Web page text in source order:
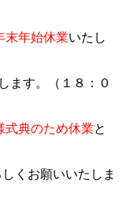
末年始休業いたし
ます。（１８：０
式典のため休業と
くお願いいたしま